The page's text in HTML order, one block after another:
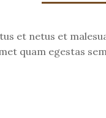
et netus et
quam egestas